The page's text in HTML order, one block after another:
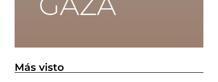
Más visto